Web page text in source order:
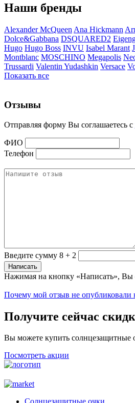
Наши бренды
Alexander McQueen Ana Hickmann
Dolce&Gabbana DSQUARED2
Hugo Hugo Boss INVU Isabel Marant
Montblanc MOSCHINO Megapolis
Trussardi Valentin Yudashkin Versace
Показать все
Отзывы
Отправляя форму Вы соглашаетесь с
ФИО
Телефон
Введите сумму 8 + 2
Нажимая на кнопку «Написать», Вы
Почему мой отзыв не опубликовали
Получите сейчас
Вы можете купить солнцезащитные
Посмотреть акции